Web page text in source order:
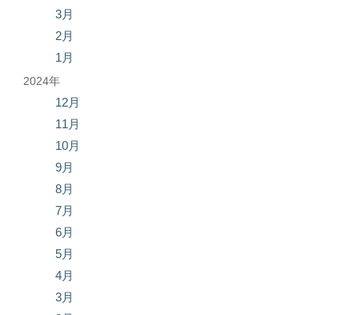
3月
2月
1月
2024年
12月
11月
10月
9月
8月
7月
6月
5月
4月
3月